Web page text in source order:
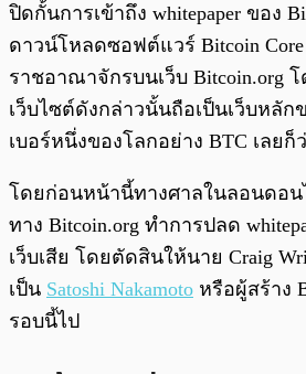
ปิดกั้นการเข้าถึง whitepaper ของ
ดาวน์โหลดซอฟต์แวร์ Bitcoin
ราชอาณาจักรบนเว็บ Bitcoin.org
เว็บไซต์ดังกล่าวนั้นถือเป็นเว็บหลัก
เบอร์หนึ่งของโลกอย่าง BTC เลยก็
โดยก่อนหน้านี้ทางศาลในลอนดอ
ทาง Bitcoin.org ทำการปลด
เว็บเสีย โดยตัดสินให้นาย Craig
เป็น Satoshi Nakamoto หรือผู้สร้าง
รอบนี้ไป